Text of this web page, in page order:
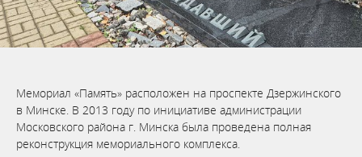
Мемориал «Память» расположен на проспекте Дзержинского
в Минске. В 2013 году по инициативе администрации
Московского района г. Минска была проведена полная
реконструкция мемориального комплекса.